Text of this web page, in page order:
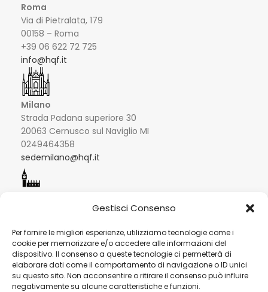
Gestisci Consenso
Per fornire le migliori esperienze, utilizziamo tecnologie come i
cookie per memorizzare e/o accedere alle informazioni del
dispositivo. Il consenso a queste tecnologie ci permetterà di
elaborare dati come il comportamento di navigazione o ID unici
su questo sito. Non acconsentire o ritirare il consenso può influire
negativamente su alcune caratteristiche e funzioni.
Roma
Via di Pietralata, 179
00158 – Roma
+39 06 622 72 725
info@hqf.it
Milano
Strada Padana superiore 30
20063 Cernusco sul Naviglio MI
0249464358
sedemilano@hqf.it
info@buongusterai.uk
Hong KongUnits 305-307 3/F; Laford Centre, 838 Lai
Chi Kok Road, Cheung Sha Wan, Hong Kong +852
56977200 info@hqf.hk